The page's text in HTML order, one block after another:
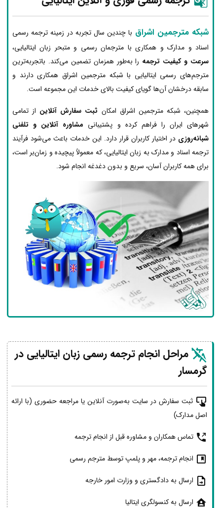
شبکه مترجمین اشراق با چندین سال تجربه در زمینه ترجمه رسمی
اسناد و مدارک و همکاری با مترجمان رسمی و متبحر زبان ایتالیایی،
سرعت و کیفیت ترجمه را به‌طور همزمان تضمین می‌کند. باتجربه‌ترین
مترجم‌های رسمی ایتالیایی با شبکه مترجمین اشراق همکاری دارند و
سابقه درخشان آن‌ها گویای کیفیت بالای خدمات این مجموعه است.
همچنین، شبکه مترجمین اشراق امکان ثبت سفارش آنلاین از تمامی
شهرهای ایران را فراهم کرده و پشتیبانی مشاوره آنلاین و تلفنی
شبانه‌روزی در اختیار کاربران قرار دارد. این خدمات باعث می‌شود فرآیند
ترجمه اسناد و مدارک به زبان ایتالیایی، که معمولاً پیچیده و زمان‌بر است،
برای همه کاربران آسان، سریع و بدون دغدغه انجام شود.
مراحل انجام ترجمه رسمی زبان ایتالیایی در
گرمسار
ثبت سفارش در سایت به‌صورت آنلاین یا مراجعه حضوری (با ارائه
اصل مدارک)
تماس همکاران و مشاوره قبل از انجام ترجمه
انجام ترجمه، مهر و پلمپ توسط مترجم رسمی
ارسال به دادگستری و وزارت امور خارجه
ارسال به کنسولگری ایتالیا